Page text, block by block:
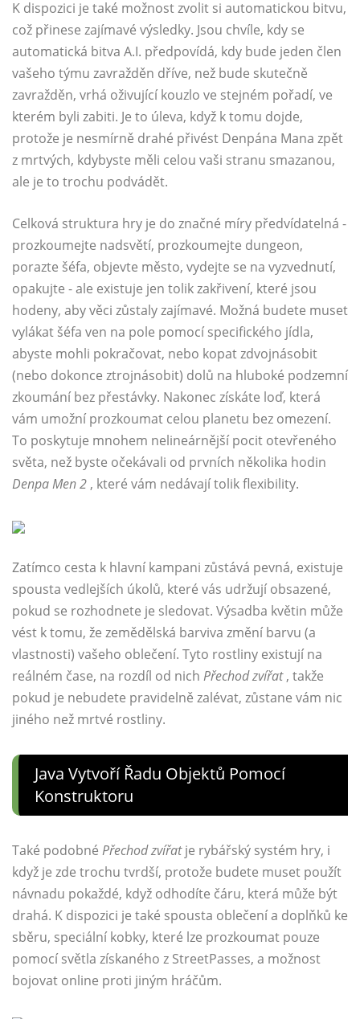
K dispozici je také možnost zvolit si automatickou bitvu,
což přinese zajímavé výsledky. Jsou chvíle, kdy se
automatická bitva A.I. předpovídá, kdy bude jeden člen
vašeho týmu zavražděn dříve, než bude skutečně
zavražděn, vrhá oživující kouzlo ve stejném pořadí, ve
kterém byli zabiti. Je to úleva, když k tomu dojde,
protože je nesmírně drahé přivést Denpána Mana zpět
z mrtvých, kdybyste měli celou vaši stranu smazanou,
ale je to trochu podvádět.
Celková struktura hry je do značné míry předvídatelná -
prozkoumejte nadsvětí, prozkoumejte dungeon,
porazte šéfa, objevte město, vydejte se na vyzvednutí,
opakujte - ale existuje jen tolik zakřivení, které jsou
hodeny, aby věci zůstaly zajímavé. Možná budete muset
vylákat šéfa ven na pole pomocí specifického jídla,
abyste mohli pokračovat, nebo kopat zdvojnásobit
(nebo dokonce ztrojnásobit) dolů na hluboké podzemní
zkoumání bez přestávky. Nakonec získáte loď, která
vám umožní prozkoumat celou planetu bez omezení.
To poskytuje mnohem nelineárnější pocit otevřeného
světa, než byste očekávali od prvních několika hodin
Denpa Men 2 , které vám nedávají tolik flexibility.
Zatímco cesta k hlavní kampani zůstává pevná, existuje
spousta vedlejších úkolů, které vás udržují obsazené,
pokud se rozhodnete je sledovat. Výsadba květin může
vést k tomu, že zemědělská barviva změní barvu (a
vlastnosti) vašeho oblečení. Tyto rostliny existují na
reálném čase, na rozdíl od nich Přechod zvířat, takže
pokud je nebudete pravidelně zalévat, zůstane vám nic
jiného než mrtvé rostliny.
Java Vytvoří Řadu Objektů Pomocí
Konstruktoru
Také podobné Přechod zvířatje rybářský systém hry, i
když je zde trochu tvrdší, protože budete muset použít
návnadu pokaždé, když odhodíte čáru, která může být
drahá. K dispozici je také spousta oblečení a doplňků ke
sběru, speciální kobky, které lze prozkoumat pouze
pomocí světla získaného z StreetPasses, a možnost
bojovat online proti jiným hráčům.